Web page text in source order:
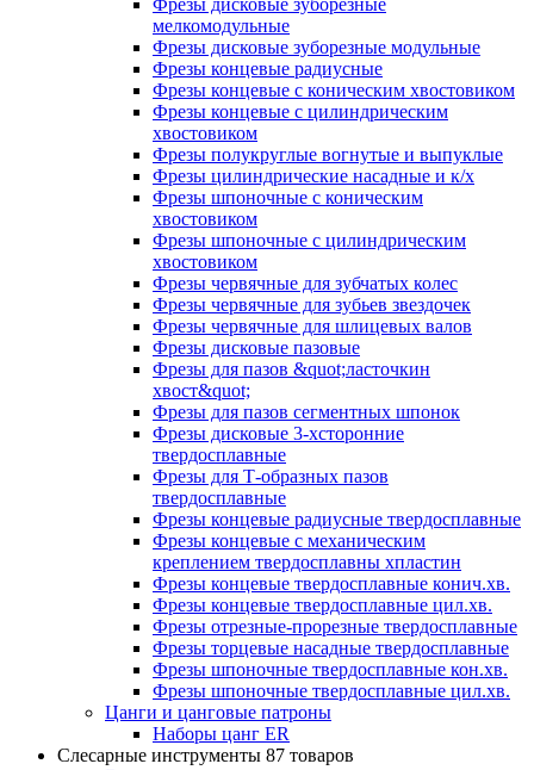
Фрезы дисковые зуборезные
мелкомодульные
Фрезы дисковые зуборезные модульные
Фрезы концевые радиусные
Фрезы концевые с коническим хвостовиком
Фрезы концевые с цилиндрическим
хвостовиком
Фрезы полукруглые вогнутые и выпуклые
Фрезы цилиндрические насадные и к/х
Фрезы шпоночные с коническим
хвостовиком
Фрезы шпоночные с цилиндрическим
хвостовиком
Фрезы червячные для зубчатых колес
Фрезы червячные для зубьев звездочек
Фрезы червячные для шлицевых валов
Фрезы дисковые пазовые
Фрезы для пазов &quot;ласточкин
хвост&quot;
Фрезы для пазов сегментных шпонок
Фрезы дисковые 3-хсторонние
твердосплавные
Фрезы для Т-образных пазов
твердосплавные
Фрезы концевые радиусные твердосплавные
Фрезы концевые с механическим
креплением твердосплавны хпластин
Фрезы концевые твердосплавные конич.хв.
Фрезы концевые твердосплавные цил.хв.
Фрезы отрезные-прорезные твердосплавные
Фрезы торцевые насадные твердосплавные
Фрезы шпоночные твердосплавные кон.хв.
Фрезы шпоночные твердосплавные цил.хв.
Цанги и цанговые патроны
Наборы цанг ER
Слесарные инструменты 87 товаров